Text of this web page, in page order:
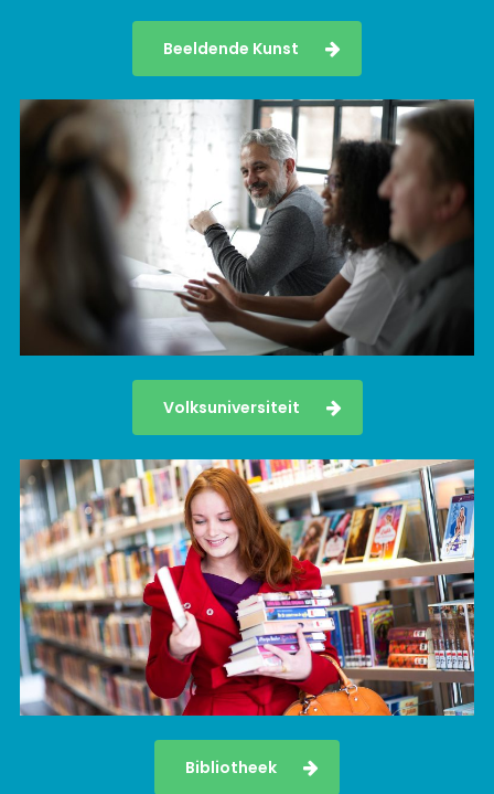
Beeldende Kunst
Volksuniversiteit
Bibliotheek